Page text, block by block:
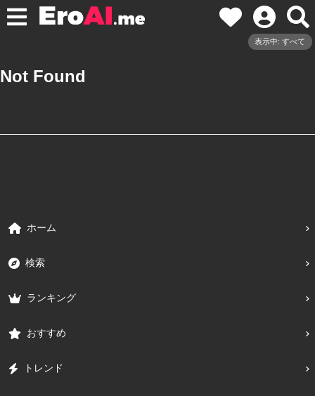
表示中: すべて
Not Found
ホーム
検索
ランキング
おすすめ
トレンド